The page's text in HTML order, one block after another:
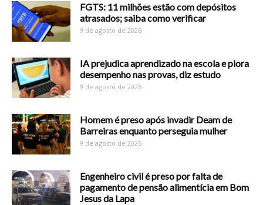
FGTS: 11 milhões estão com depósitos
atrasados; saiba como verificar
9 de agosto de 2026
IA prejudica aprendizado na escola e piora
desempenho nas provas, diz estudo
9 de agosto de 2026
Homem é preso após invadir Deam de
Barreiras enquanto perseguia mulher
9 de agosto de 2026
Engenheiro civil é preso por falta de
pagamento de pensão alimentícia em Bom
Jesus da Lapa